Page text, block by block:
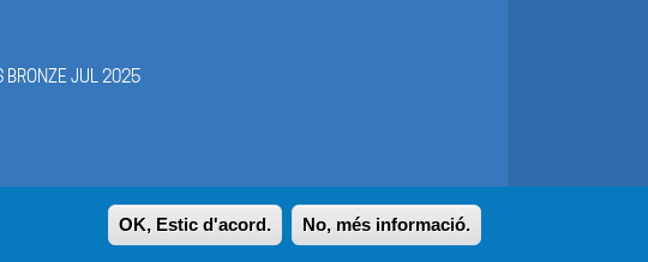
OK, Estic d'acord. No, més informació.